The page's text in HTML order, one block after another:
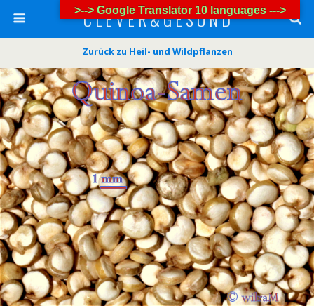
C L E V E R & G E S U N D
Zurück zu Heil- und Wildpflanzen
>--> Google Translator 10 languages --->